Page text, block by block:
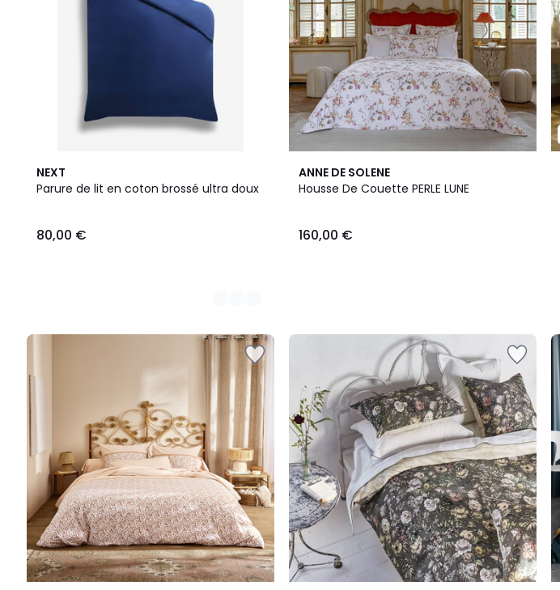
NEXT
Parure de lit en coton brossé ultra doux
80,00 €
2
Couleurs
ANNE DE SOLENE
Housse De Couette PERLE LUNE
160,00 €